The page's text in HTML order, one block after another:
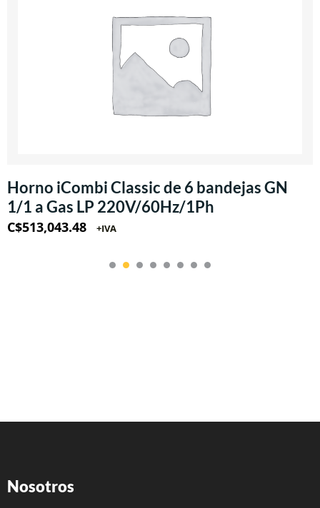
Horno iCombi Classic de 6 bandejas GN
1/1 a Gas LP 220V/60Hz/1Ph
C$513,043.48 +IVA
Nosotros